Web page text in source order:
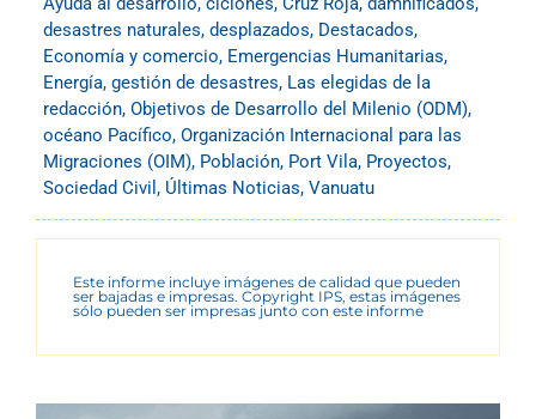
desastres naturales, desplazados, Destacados,
Economía y comercio, Emergencias Humanitarias,
Energía, gestión de desastres, Las elegidas de la
redacción, Objetivos de Desarrollo del Milenio (ODM),
océano Pacífico, Organización Internacional para las
Migraciones (OIM), Población, Port Vila, Proyectos,
Sociedad Civil , Últimas Noticias, Vanuatu
Este informe incluye imágenes de calidad que pueden
ser bajadas e impresas. Copyright IPS, estas imágenes
sólo pueden ser impresas junto con este informe